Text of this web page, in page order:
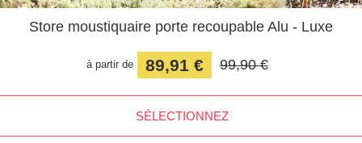
Store moustiquaire porte recoupable Alu - Luxe
à partir de 89,91 € 99,90 €
SÉLECTIONNEZ